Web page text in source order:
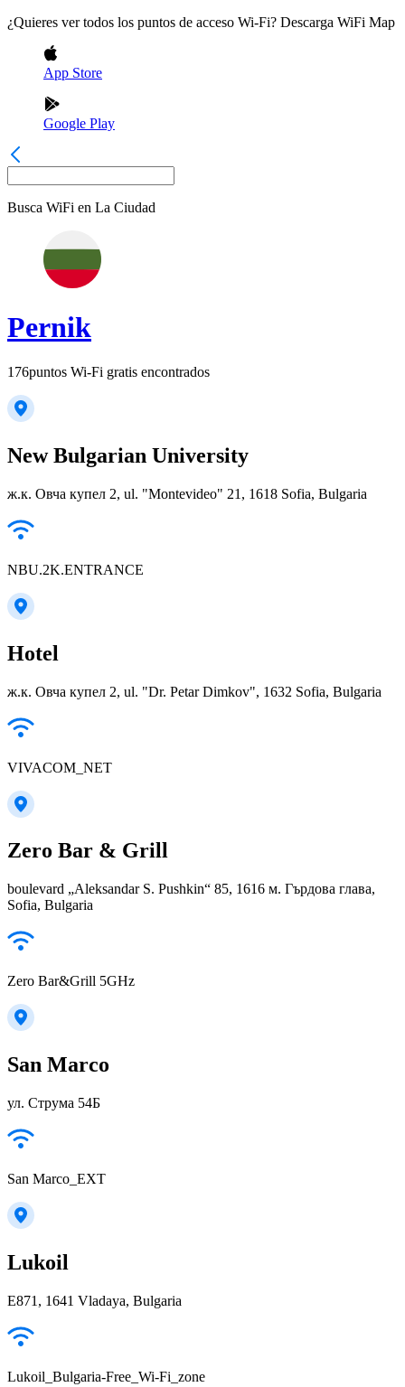
¿Quieres ver todos los puntos de acceso Wi-Fi? Descarga WiFi Map
App Store
Google Play
Busca WiFi en La Ciudad
Pernik
176puntos Wi-Fi gratis encontrados
New Bulgarian University
ж.к. Овча купел 2, ul. "Montevideo" 21, 1618 Sofia, Bulgaria
NBU.2K.ENTRANCE
Hotel
ж.к. Овча купел 2, ul. "Dr. Petar Dimkov", 1632 Sofia, Bulgaria
VIVACOM_NET
Zero Bar & Grill
boulevard „Aleksandar S. Pushkin“ 85, 1616 м. Гърдова глава,
Sofia, Bulgaria
Zero Bar&Grill 5GHz
San Marco
ул. Струма 54Б
San Marco_EXT
Lukoil
E871, 1641 Vladaya, Bulgaria
Lukoil_Bulgaria-Free_Wi-Fi_zone